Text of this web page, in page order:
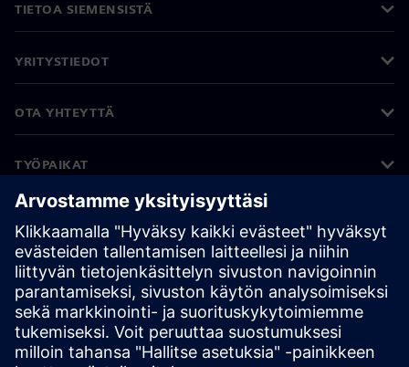
TIETOA SIEMENSISTÄ
YRITYSTIEDOT
OTA YHTEYTTÄ
TYÖPAIKAT
©Siemens2026
Yritystiedot
Tietosuojailmoitus